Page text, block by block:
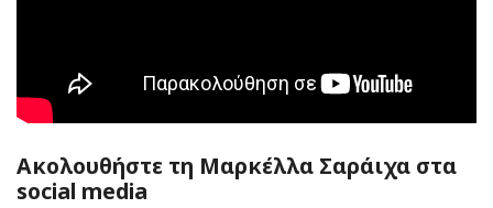
Ακολουθήστε τη Μαρκέλλα Σαράιχα στα
social media